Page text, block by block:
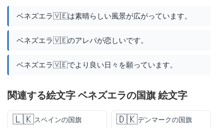
ベネズエラ🇻🇪は素晴らしい風景が広がっています。
ベネズエラ🇻🇪のアレパが恋しいです。
ベネズエラ🇻🇪でより良い日々を願っています。
関連する絵文字 ベネズエラの国旗 絵文字
🇱🇰スペインの国旗 🇩🇰デンマークの国旗